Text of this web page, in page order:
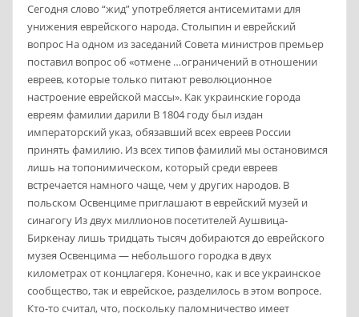
Сегодня слово “жид” употребляется антисемитами для
унижения еврейского народа. Столыпин и еврейский
вопрос На одном из заседаний Совета министров премьер
поставил вопрос об «отмене …ограничений в отношении
евреев, которые только питают революционное
настроение еврейской массы». Как украинские города
евреям фамилии дарили В 1804 году был издан
императорский указ, обязавший всех евреев России
принять фамилию. Из всех типов фамилий мы остановимся
лишь на топонимическом, который среди евреев
встречается намного чаще, чем у других народов. В
польском Освенциме приглашают в еврейский музей и
синагогу Из двух миллионов посетителей Аушвица-
Биркенау лишь тридцать тысяч добираются до еврейского
музея Освенцима — небольшого городка в двух
километрах от концлагеря. Конечно, как и все украинское
сообщество, так и еврейское, разделилось в этом вопросе.
Кто-то считал, что, поскольку паломничество имеет